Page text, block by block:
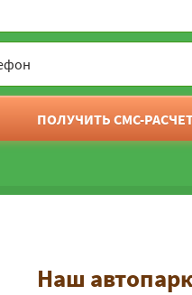
ПОЛУЧИТЬ СМС-
Наш